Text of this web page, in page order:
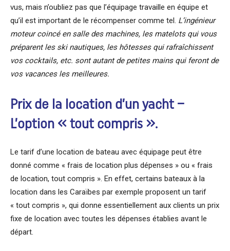
vus, mais n’oubliez pas que l’équipage travaille en équipe et
qu’il est important de le récompenser comme tel. L’ingénieur
moteur coincé en salle des machines, les matelots qui vous
préparent les ski nautiques, les hôtesses qui rafraîchissent
vos cocktails, etc. sont autant de petites mains qui feront de
vos vacances les meilleures.
Prix de la location d’un yacht –
L’option « tout compris ».
Le tarif d’une location de bateau avec équipage peut être
donné comme « frais de location plus dépenses » ou « frais
de location, tout compris ». En effet, certains bateaux à la
location dans les Caraïbes par exemple proposent un tarif
« tout compris », qui donne essentiellement aux clients un prix
fixe de location avec toutes les dépenses établies avant le
départ.